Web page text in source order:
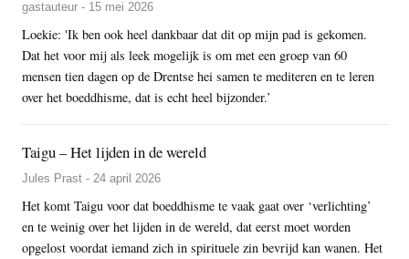
gastauteur - 15 mei 2026
Loekie: 'Ik ben ook heel dankbaar dat dit op mijn pad is gekomen.
Dat het voor mij als leek mogelijk is om met een groep van 60
mensen tien dagen op de Drentse hei samen te mediteren en te leren
over het boeddhisme, dat is echt heel bijzonder.’
Taigu – Het lijden in de wereld
Jules Prast - 24 april 2026
Het komt Taigu voor dat boeddhisme te vaak gaat over ‘verlichting’
en te weinig over het lijden in de wereld, dat eerst moet worden
opgelost voordat iemand zich in spirituele zin bevrijd kan wanen. Het